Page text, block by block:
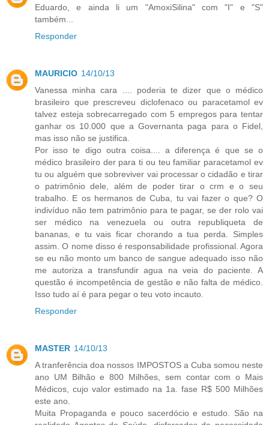
Eduardo, e ainda li um "AmoxiSilina" com "I" e "S"
também...
Responder
MAURICIO 14/10/13
Vanessa minha cara .... poderia te dizer que o médico
brasileiro que prescreveu diclofenaco ou paracetamol ev
talvez esteja sobrecarregado com 5 empregos para tentar
ganhar os 10.000 que a Governanta paga para o Fidel,
mas isso não se justifica.
Por isso te digo outra coisa.... a diferença é que se o
médico brasileiro der para ti ou teu familiar paracetamol ev
tu ou alguém que sobreviver vai processar o cidadão e tirar
o patrimônio dele, além de poder tirar o crm e o seu
trabalho. E os hermanos de Cuba, tu vai fazer o que? O
indivíduo não tem patrimônio para te pagar, se der rolo vai
ser médico na venezuela ou outra republiqueta de
bananas, e tu vais ficar chorando a tua perda. Simples
assim. O nome disso é responsabilidade profissional. Agora
se eu não monto um banco de sangue adequado isso não
me autoriza a transfundir agua na veia do paciente. A
questão é incompetência de gestão e não falta de médico.
Isso tudo aí é para pegar o teu voto incauto.
Responder
MASTER 14/10/13
A tranferência doa nossos IMPOSTOS a Cuba somou neste
ano UM Bilhão e 800 Milhões, sem contar com o Mais
Médicos, cujo valor estimado na 1a. fase R$ 500 Milhões
este ano.
Muita Propaganda e pouco sacerdócio e estudo. São na